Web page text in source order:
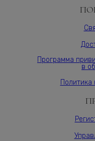
Varman.pro
Программа
в
Политика